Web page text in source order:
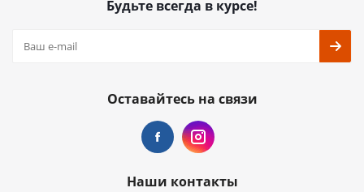
Будьте всегда в курсе!
Оставайтесь на связи
Наши контакты